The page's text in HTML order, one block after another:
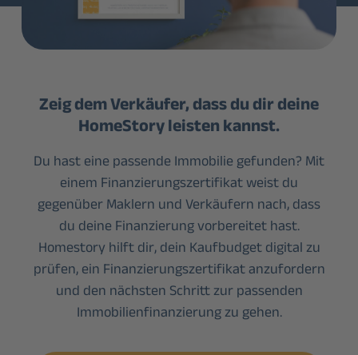
Zeig dem Verkäufer, dass du dir deine
HomeStory leisten kannst.
Du hast eine passende Immobilie gefunden? Mit
einem Finanzierungszertifikat weist du
gegenüber Maklern und Verkäufern nach, dass
du deine Finanzierung vorbereitet hast.
Homestory hilft dir, dein Kaufbudget digital zu
prüfen, ein Finanzierungszertifikat anzufordern
und den nächsten Schritt zur passenden
Immobilien­finanzierung zu gehen.